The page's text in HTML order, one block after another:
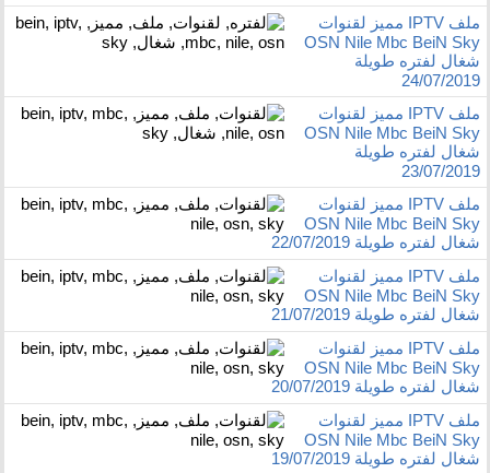
ملف IPTV مميز لقنوات
OSN Nile Mbc BeiN Sky
شغال لفتره طويلة
24/07/2019
ملف IPTV مميز لقنوات
OSN Nile Mbc BeiN Sky
شغال لفتره طويلة
23/07/2019
ملف IPTV مميز لقنوات
OSN Nile Mbc BeiN Sky
شغال لفتره طويلة 22/07/2019
ملف IPTV مميز لقنوات
OSN Nile Mbc BeiN Sky
شغال لفتره طويلة 21/07/2019
ملف IPTV مميز لقنوات
OSN Nile Mbc BeiN Sky
شغال لفتره طويلة 20/07/2019
ملف IPTV مميز لقنوات
OSN Nile Mbc BeiN Sky
شغال لفتره طويلة 19/07/2019